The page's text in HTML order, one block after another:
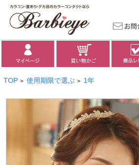
TOP > 使用期限で選ぶ > 1年